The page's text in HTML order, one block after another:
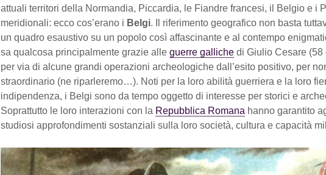
attuali territori della Normandia, Piccardia, le Fiandre francesi, il Belgio e i
meridionali: ecco cos’erano i Belgi. Il riferimento geografico non basta
un quadro esaustivo su un popolo così affascinante e al contempo
sa qualcosa principalmente grazie alle guerre galliche di Giulio Cesare (58
per via di alcune grandi operazioni archeologiche dall’esito positivo, per
straordinario (ne riparleremo…). Noti per la loro abilità guerriera e la loro
indipendenza, i Belgi sono da tempo oggetto di interesse per storici e
Soprattutto le loro interazioni con la Repubblica Romana hanno garantito
studiosi approfondimenti sostanziali sulla loro società, cultura e capacità